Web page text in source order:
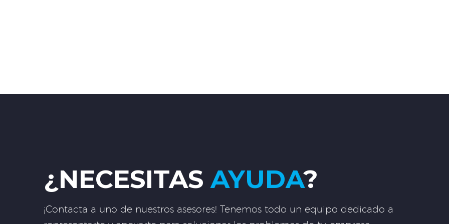
¿NECESITASAYUDA?
¡Contacta a uno de nuestros asesores! Tenemos todo un equipo dedicado a